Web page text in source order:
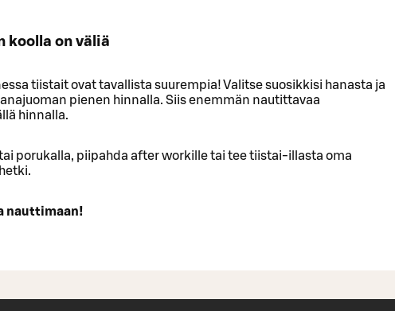
koolla on väliä
tiistait ovat tavallista suurempia! Valitse suosikkisi hanasta ja
pienen hinnalla. Siis enemmän nautittavaa
hinnalla.
porukalla, piipahda after workille tai tee tiistai-illasta oma
nauttimaan!